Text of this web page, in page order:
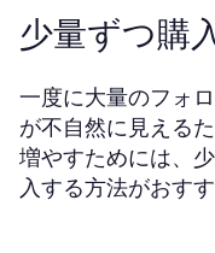
少量ずつ購
一度に大量のフォ
が不自然に見える
増やすためには、
入する方法がおすす